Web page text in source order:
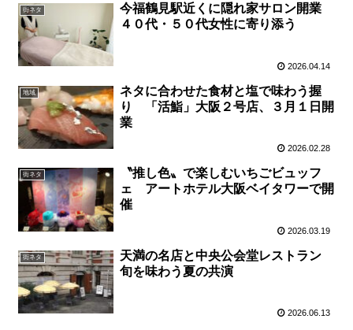
街ネタ
今福鶴見駅近くに隠れ家サロン開業
４０代・５０代女性に寄り添う
2026.04.14
地域
ネタに合わせた食材と塩で味わう握
り 「活鮨」大阪２号店、３月１日開
業
2026.02.28
街ネタ
〝推し色〟で楽しむいちごビュッフ
ェ アートホテル大阪ベイタワーで開
催
2026.03.19
街ネタ
天満の名店と中央公会堂レストラン
旬を味わう夏の共演
2026.06.13